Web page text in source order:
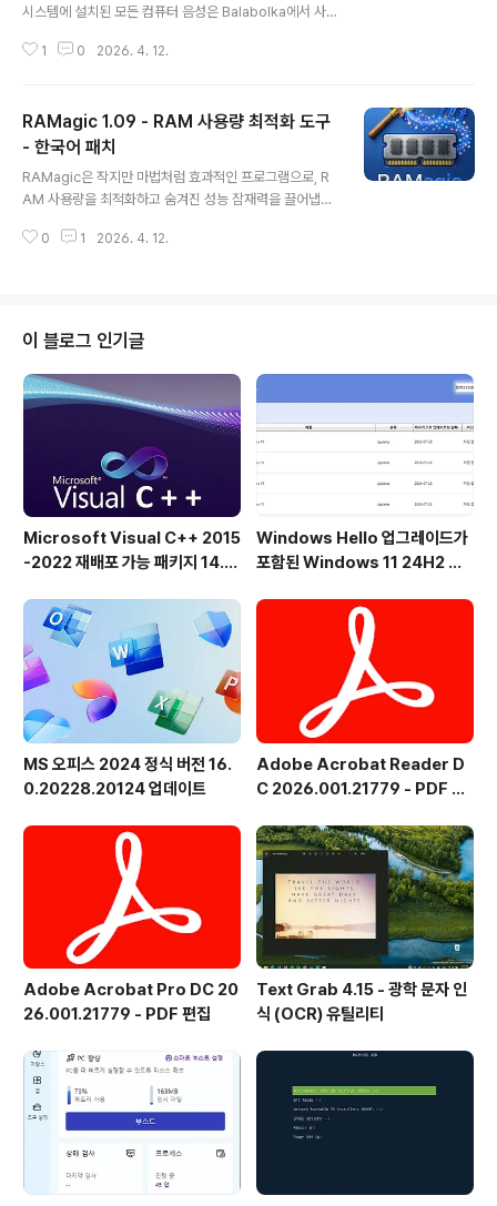
시스템에 설치된 모든 컴퓨터 음성은 Balabolka에서 사
수 있습니다. 이 프로그램은 클립보드 콘텐츠를 읽고, 문서
수 있습니다. Balabolka는 텍스트 파일 형식을 지원합니
다: AZW, AZW3, CHM, DjVu, DOC, DOCX, EML, EP
UB, FB2, FB3, HTML, LIT, MD, MOBI, ODP, ODS,
ODT, PDB, PRC, PDF, PPTX, RTF, TCR, WPD, XL
1 0 2026. 4. 12.
RAMagic 1.09 - RAM 사용량 최적화 도구
- 한국어 패치
RAMagic은 작지만 마법처럼 효과적인 프로그램으로, R
AM 사용량을 최적화하고 숨겨진 성능 잠재력을 끌어냅니
4GB, 심지어 128GB의 RAM이 탑재되지만, Windows
에서 RAMagic이 빛을 발합니다!많은 사용자들이 RAMa
gic 최적화를 사용한 후 훨씬 원활한 멀티태스킹, 빠른 프
로그램 실행 속도, 그리고 로딩 시간 단축을 경험했다고 보
고합니다. 특히 설치된 프로그램이 많은 구형 시스템에서
는 정기적인 최적화가 놀라운 효과를 가져다 줄 수 있습니
0 1 2026. 4. 12.
이 블로그 인기글
Microsoft Visual C++ 2015
-2022 재배포 가능 패키지 14.5
Windows Hello 업그레이드가
포함된 Windows 11 24H2 및
출시
MS 오피스 2024 정식 버전 16.
0.20228.20124 업데이트
Adobe Acrobat Reader D
C 2026.001.21779 - PDF 뷰
Adobe Acrobat Pro DC 20
26.001.21779 - PDF 편집
Text Grab 4.15 - 광학 문자 인
식 (OCR) 유틸리티